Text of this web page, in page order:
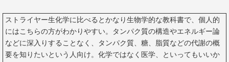
ストライヤー生化学に比べるとかなり生物学的な教科書で、個人的
にはこちらの方がわかりやすい。タンパク質の構造やエネルギー論
などに深入りすることなく、タンパク質、糖、脂質などの代謝の概
要を知りたいという人向け。化学ではなく医学、といってもいいか